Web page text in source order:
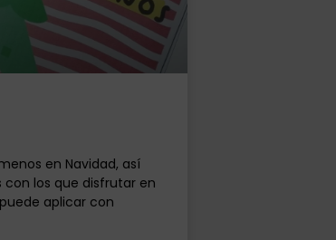
en Navidad, así
los que disfrutar en
aplicar con